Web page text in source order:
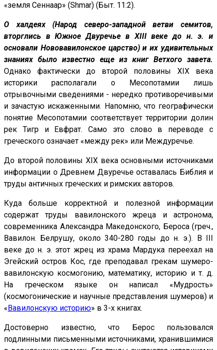
«земля Сеннаар» (Shmar) (Быт. 11:2).
О халдеях (Народ северо-западной ветви семитов,
вторглись в Южное Двуречье в XIII веке до н. э. и
основали Нововавилонское царство) и их удивительных
знаниях было известно еще из книг Ветхого завета.
Однако фактически до второй половины XIX века
историки располагали о Месопотамии лишь
отрывочными сведениями - нередко противоречивыми
и зачастую искаженными. Напомню, что географически
понятие Месопотамии соответствует территории долин
рек Тигр и Евфрат. Само это слово в переводе с
греческого означает «между рек» или Междуречье.
До второй половины XIX века основными источниками
информации о Древнем Двуречье оставалась Библия и
труды античных греческих и римских авторов.
Куда больше корректной и полезной информации
содержат труды вавилонского жреца и астронома,
современника Александра Македонского, Бероса (греч.,
Вавилон. Белрушу, около 340-280 годы до н. э.). В III
веке до н. э. этот жрец из храма Мардука переехал на
Эгейский остров Кос, где преподавал грекам шумеро-
вавилонскую космогонию, математику, историю и т. д.
На греческом языке он написал «Мудрость»
(космогонические и научные представления шумеров) и
« Вавилонскую историю» в 3-х книгах.
Достоверно известно, что Берос пользовался
подлинными письменными источниками, хранившимися